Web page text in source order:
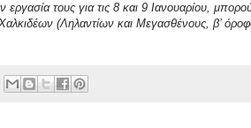
εργασία τους για τις 8 και 9 Ιανουαρίου,
(Ληλαντίων και Μεγασθένους, β’